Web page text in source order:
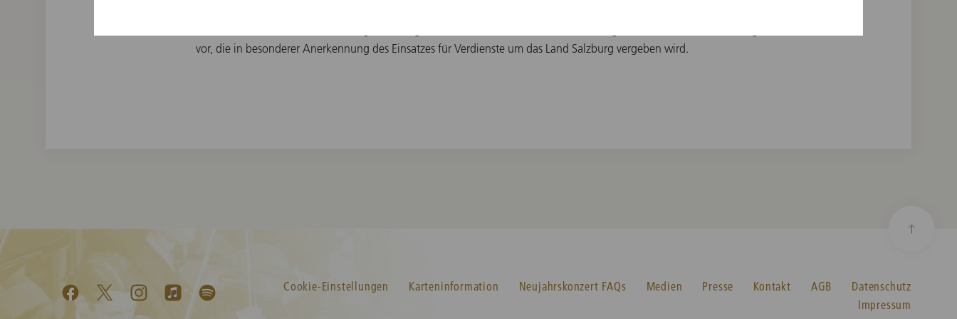
vor, die in besonderer Anerkennung des Einsatzes für Verdienste um das Land Salzburg vergeben wird.
Cookie-Einstellungen Karteninformation Neujahrskonzert FAQs Medien Presse Kontakt AGB
Datenschutz
Impressum